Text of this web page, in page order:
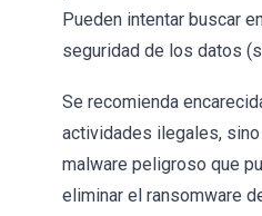
Pueden intentar buscar
seguridad de los datos
Se recomienda
actividades ilegales,
malware peligroso que
eliminar el ransomware